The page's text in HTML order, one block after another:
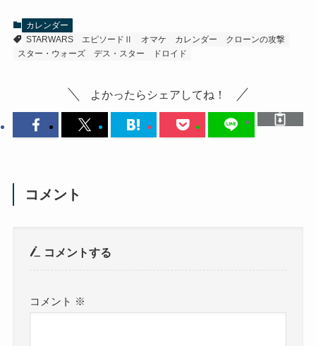
カレンダー
STARWARS
エピソードⅡ オマケ カレンダー
クローンの攻撃
スター・ウォーズ
デス・スター ドロイド
よかったらシェアしてね！
コメント
コメントする
コメント ※